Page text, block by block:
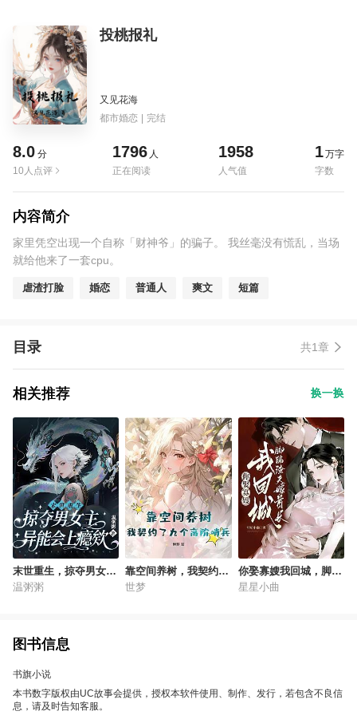
投桃报礼
又见花海
都市婚恋 | 完结
8.0 分
10人点评
1796 人
正在阅读
1958
人气值
1万字
字数
内容简介
家里凭空出现一个自称「财神爷」的骗子。 我丝毫没有慌乱，当场
就给他来了一套cpu。
虐渣打脸 婚恋 普通人 爽文 短篇
目录 共1章
相关推荐 换一换
末世重生，掠夺男女主
异能会上瘾欸
温粥粥
靠空间养树，我契约了
九个高阶哨兵
世梦
你娶寡嫂我回城，脚踹
渣夫嫁首长
星星小曲
图书信息
书旗小说
本书数字版权由UC故事会提供，授权本软件使用、制作、发行，若包含不良信
息，请及时告知客服。